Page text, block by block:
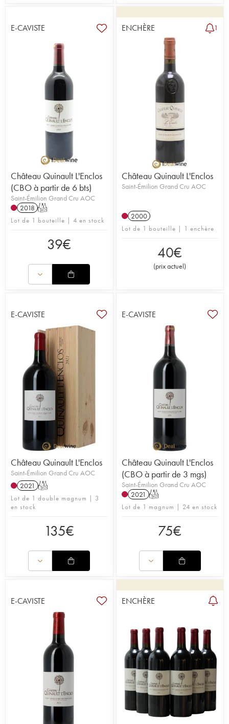
E-CAVISTE
Château Quinault L'Enclos
(CBO à partir de 6 bts)
Saint-Émilion Grand Cru AOC
2018 T
Lot de 1 bouteille | 4 en stock
39€
ENCHÈRE 1
Château Quinault L'Enclos
Saint-Émilion Grand Cru AOC
2000
Lot de 1 bouteille | 1 enchère
40€
(prix actuel)
E-CAVISTE
Château Quinault L'Enclos
Saint-Émilion Grand Cru AOC
2021 T
Lot de 1 double magnum | 3
en stock
135€
E-CAVISTE
Château Quinault L'Enclos
(CBO à partir de 3 mgs)
Saint-Émilion Grand Cru AOC
2021 T
Lot de 1 magnum | 24 en stock
75€
E-CAVISTE ENCHÈRE